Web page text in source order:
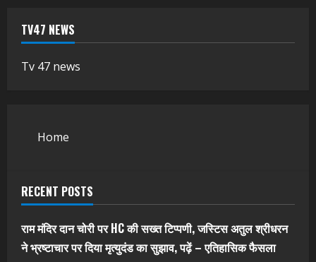
TV47 NEWS
Tv 47 news
Home
RECENT POSTS
राम मंदिर दान चोरी पर HC की सख्त टिप्पणी, जस्टिस अतुल श्रीधरन
ने भ्रष्टाचार पर द‍िया मृत्युदंड का सुझाव, पढ़ें – एत‍िहास‍िक फैसला